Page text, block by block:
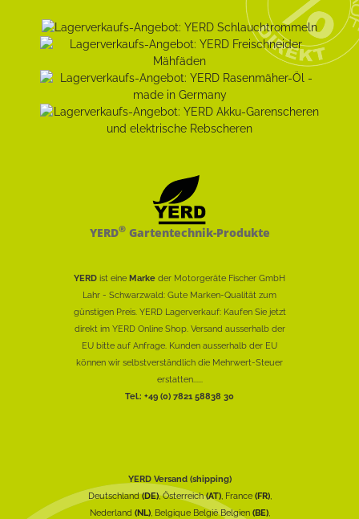
YERD®Gartentechnik-Produkte
YERD ist eine Marke der Motorgeräte Fischer GmbH
Lahr - Schwarzwald: Gute Marken-Qualität zum
günstigen Preis. YERD Lagerverkauf: Kaufen Sie jetzt
direkt im YERD Online Shop. Versand ausserhalb der
EU bitte auf Anfrage. Kunden ausserhalb der EU
können wir selbstverständlich die Mehrwert-Steuer
erstatten......
Tel.: +49 (0) 7821 58838 30
YERD Versand (shipping)
Deutschland(DE), Österreich(AT), France (FR),
Nederland (NL), Belgique België Belgien (BE),